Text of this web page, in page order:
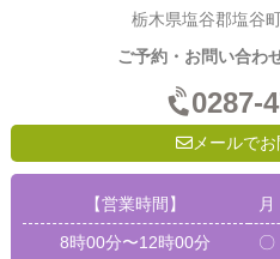
栃木県塩谷郡塩谷
ご予約・お問い合わ
0287-
メールで
【営業時間】 月
8時00分〜12時00分
〇